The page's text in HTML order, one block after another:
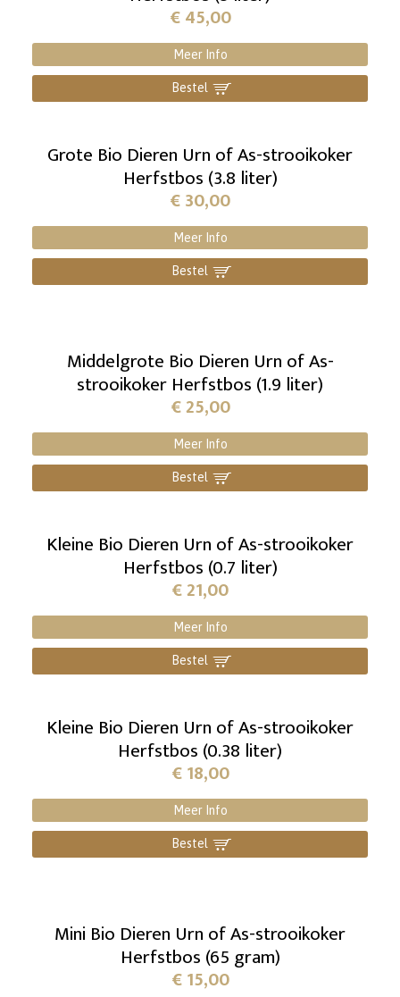
€45,00
Meer Info
Bestel ]
Grote Bio Dieren Urn of As-strooikoker
Herfstbos (3.8 liter)
€30,00
Meer Info
Bestel ]
Middelgrote Bio Dieren Urn of As-
strooikoker Herfstbos (1.9 liter)
€25,00
Meer Info
Bestel ]
Kleine Bio Dieren Urn of As-strooikoker
Herfstbos (0.7 liter)
€21,00
Meer Info
Bestel ]
Kleine Bio Dieren Urn of As-strooikoker
Herfstbos (0.38 liter)
€18,00
Meer Info
Bestel ]
Mini Bio Dieren Urn of As-strooikoker
Herfstbos (65 gram)
€15,00